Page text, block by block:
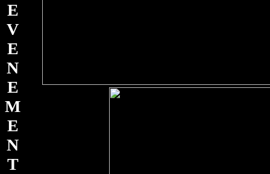
E
V
E
N
E
M
E
N
T